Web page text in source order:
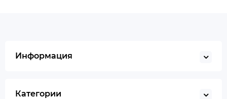
Информация
Категории